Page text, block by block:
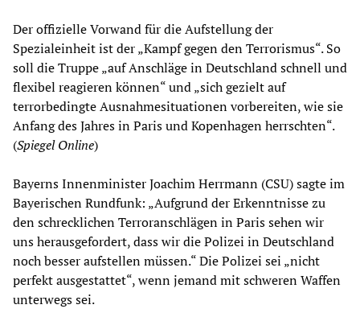
Der offizielle Vorwand für die Aufstellung der
Spezialeinheit ist der „Kampf gegen den Terrorismus“. So
soll die Truppe „auf Anschläge in Deutschland schnell und
flexibel reagieren können“ und „sich gezielt auf
terrorbedingte Ausnahmesituationen vorbereiten, wie sie
Anfang des Jahres in Paris und Kopenhagen herrschten“.
(Spiegel Online)
Bayerns Innenminister Joachim Herrmann (CSU) sagte im
Bayerischen Rundfunk: „Aufgrund der Erkenntnisse zu
den schrecklichen Terroranschlägen in Paris sehen wir
uns herausgefordert, dass wir die Polizei in Deutschland
noch besser aufstellen müssen.“ Die Polizei sei „nicht
perfekt ausgestattet“, wenn jemand mit schweren Waffen
unterwegs sei.